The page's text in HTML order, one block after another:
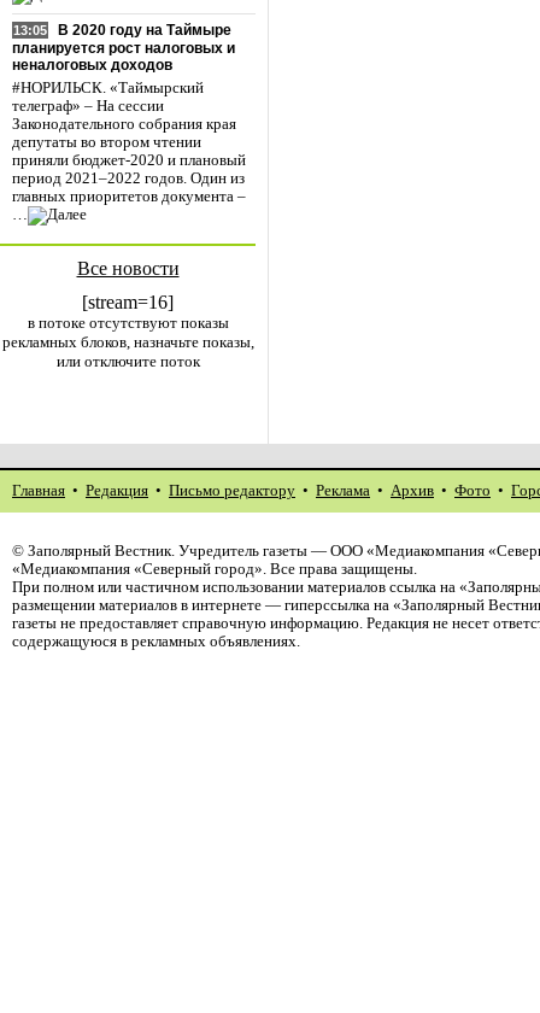
13:05
В 2020 году на Таймыре
планируется рост налоговых и
неналоговых доходов
#НОРИЛЬСК. «Таймырский
телеграф» – На сессии
Законодательного собрания края
депутаты во втором чтении
приняли бюджет-2020 и плановый
период 2021–2022 годов. Один из
главных приоритетов документа –
…
Все новости
[stream=16]
в потоке отсутствуют показы
рекламных блоков, назначьте показы,
или отключите поток
Главная • Редакция • Письмо редактору • Реклама • Архив • Фото •
© Заполярный Вестник. Учредитель газеты — ООО «Медиакомпания
«Медиакомпания «Северный город». Все права защищены.
При полном или частичном использовании материалов ссылка на
размещении материалов в интернете — гиперссылка на «Заполярный
газеты не предоставляет справочную информацию. Редакция не несет
содержащуюся в рекламных объявлениях.